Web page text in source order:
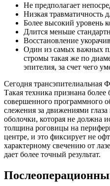
Не предполагает
Низкая травматичность
Более высокий уровень
Длится меньше
Восстановление
Один из самых важных
стромы такая же по
эпителия, за счет чего
Сегодня трансэпителиальная
Такая техника признана более
совершенного программного
слежения за движениями
оболочки, которая не должна
толщина роговицы на
центре, и это фиксирует не
характерному свечению от
дает более точный результат.